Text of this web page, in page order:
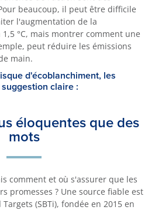
beaucoup, il peut être difficile
l'augmentation de la
°C, mais montrer comment une
peut réduire les émissions
main.
d'écoblanchiment, les
claire :
éloquentes que des
mots
comment et où s'assurer que les
promesses ? Une source fiable est
(SBTi), fondée en 2015 en